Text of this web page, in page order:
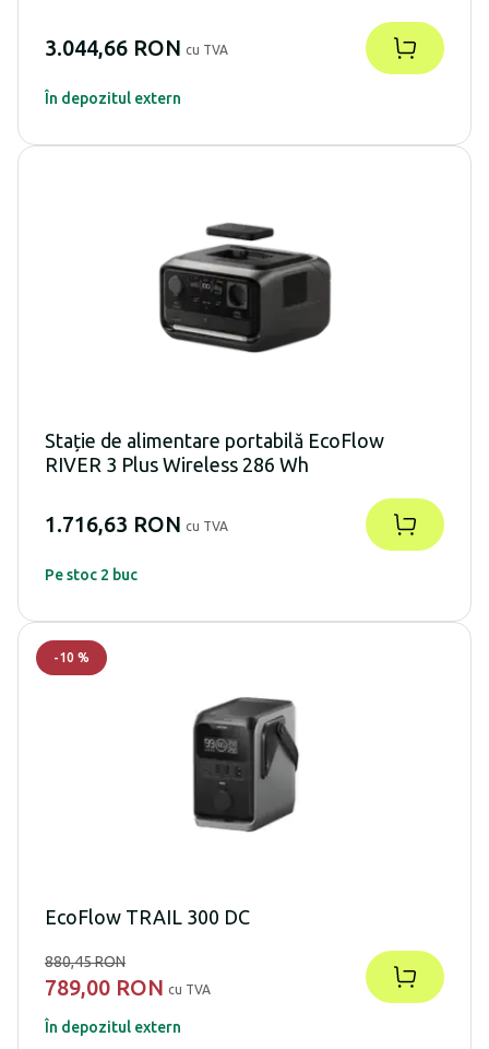
3.044,66 RON cu TVA
În depozitul extern
Stație de alimentare portabilă EcoFlow
RIVER 3 Plus Wireless 286 Wh
1.716,63 RON cu TVA
Pe stoc 2 buc
-10 %
EcoFlow TRAIL 300 DC
880,45 RON
789,00 RON cu TVA
În depozitul extern